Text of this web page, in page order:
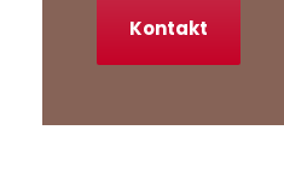
Kontakt